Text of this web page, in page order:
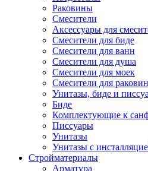
Раковины
Смесители
Аксессуары для
Смесители для биде
Смесители для ванн
Смесители для душа
Смесители для моек
Смесители для раковин
Унитазы, биде и
Биде
Комплектующие к
Писсуары
Унитазы
Унитазы с
Стройматериалы
Арматура